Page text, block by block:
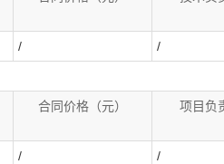
/ /
合同价格（元） 项目负
/ /